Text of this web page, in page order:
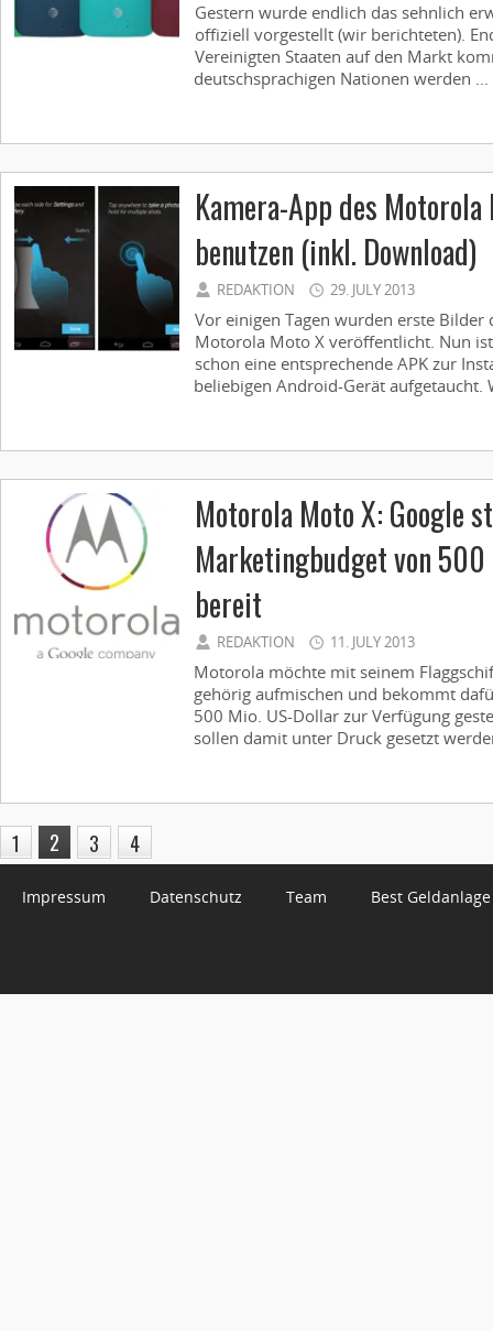
Gestern wurde endlich das sehnlich
offiziell vorgestellt (wir berichteten).
Vereinigten Staaten auf den Markt
deutschsprachigen Nationen werden ...
Kamera-App des
benutzen (inkl. Download)
REDAKTION 29. JULY 2013
Vor einigen Tagen wurden erste Bilder
Motorola Moto X veröffentlicht. Nun
schon eine entsprechende APK zur
beliebigen Android-Gerät aufgetaucht.
Motorola Moto X: Google
Marketingbudget von
bereit
REDAKTION 11. JULY 2013
Motorola möchte mit seinem
gehörig aufmischen und bekommt
500 Mio. US-Dollar zur Verfügung
sollen damit unter Druck gesetzt
1 2 3 4
Impressum Datenschutz Team Best Geldanlage